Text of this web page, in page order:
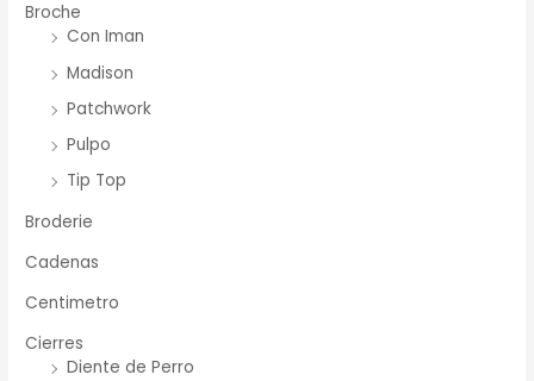
Broche
Con Iman
Madison
Patchwork
Pulpo
Tip Top
Broderie
Cadenas
Centimetro
Cierres
Diente de Perro